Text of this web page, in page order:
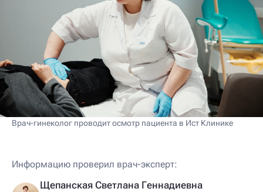
Врач-гинеколог проводит осмотр пациента в Ист Клинике
Информацию проверил врач-эксперт:
Щепанская Светлана Геннадиевна